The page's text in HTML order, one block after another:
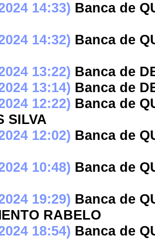
14:33) Banca de
14:32) Banca de
13:22) Banca de
13:14) Banca de
12:22) Banca de
SILVA
12:02) Banca de
10:48) Banca de
19:29) Banca de
RABELO
18:54) Banca de